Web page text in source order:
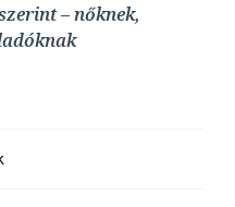
– nőknek,